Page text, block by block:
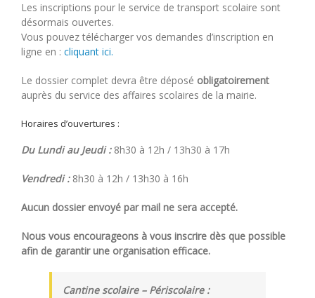
Les inscriptions pour le service de transport scolaire sont
désormais ouvertes.
Vous pouvez télécharger vos demandes d’inscription en
ligne en : cliquant ici.
Le dossier complet devra être déposé obligatoirement
auprès du service des affaires scolaires de la mairie.
Horaires d’ouvertures :
Du Lundi au Jeudi : 8h30 à 12h / 13h30 à 17h
Vendredi : 8h30 à 12h / 13h30 à 16h
Aucun dossier envoyé par mail ne sera accepté.
Nous vous encourageons à vous inscrire dès que possible
afin de garantir une organisation efficace.
Cantine scolaire – Périscolaire :